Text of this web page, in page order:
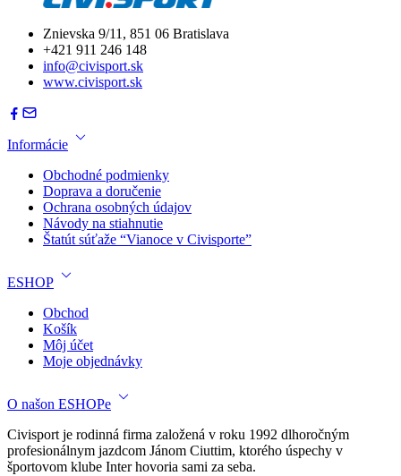
Znievska 9/11, 851 06 Bratislava
+421 911 246 148
info@civisport.sk
www.civisport.sk
Informácie
Obchodné podmienky
Doprava a doručenie
Ochrana osobných údajov
Návody na stiahnutie
Štatút súťaže “Vianoce v Civisporte”
ESHOP
Obchod
Košík
Môj účet
Moje objednávky
O našon ESHOPe
Civisport je rodinná firma založená v roku 1992 dlhoročným
profesionálnym jazdcom Jánom Ciuttim, ktorého úspechy v
športovom klube Inter hovoria sami za seba.